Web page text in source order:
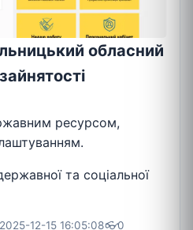
обласний
ресурсом,
та соціальної
2025-12-15 16:05:08👓0